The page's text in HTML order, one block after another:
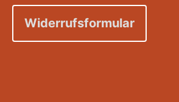
Widerrufsformular